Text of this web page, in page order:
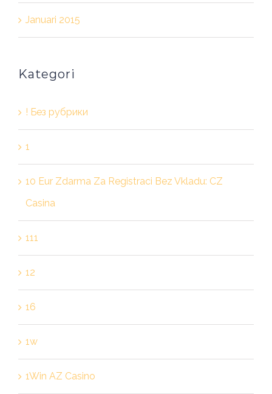
Januari 2015
Kategori
! Без рубрики
1
10 Eur Zdarma Za Registraci Bez Vkladu: CZ
Casina
111
12
16
1w
1Win AZ Casino